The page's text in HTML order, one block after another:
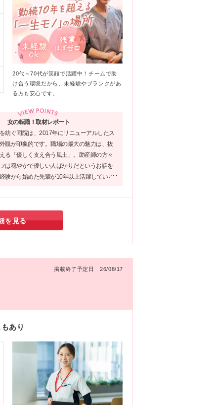
20代～70代が笑顔で活躍中！チームで助
け合う環境だから、未経験やブランクがあ
る方も安心です。
女の転職！取材レポート
紡ぐ同院は、2017年にリニューアルしたス
観が印象的です。職場の最大の魅力は、抜
る「優しく支え合う風土」。助産師の方々
は穏やかで優しい人ばかりだというお話を
験から始めた先輩が10年以上活躍している
にしながら心地よく長く働きたい方に最適
ました。
を見る
掲載終了予定日 26/08/17
あり